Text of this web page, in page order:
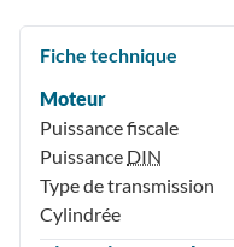
Fiche technique
Moteur
Puissance fiscale
Puissance DIN
Type de transmission
Cylindrée